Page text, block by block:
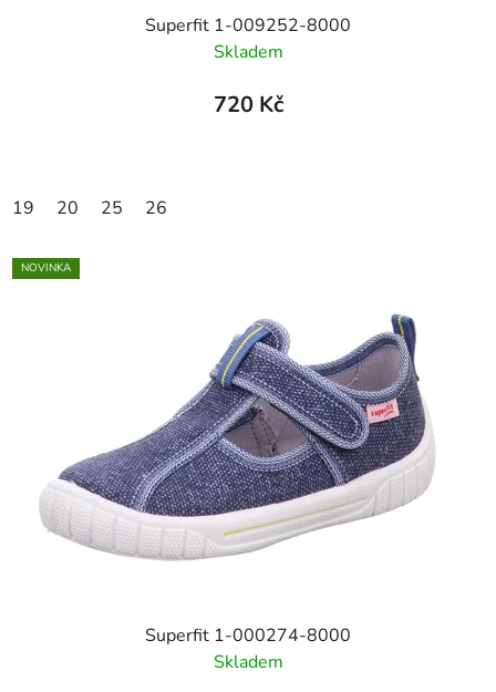
Superfit 1-009252-8000
Skladem
720 Kč
19 20 25 26
NOVINKA
Superfit 1-000274-8000
Skladem